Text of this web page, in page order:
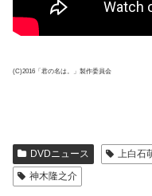
(C)2016「君の名は。」製作委員会
DVDニュース 上白石
神木隆之介